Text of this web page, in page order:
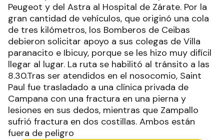
Peugeot y del Astra al Hospital de Zárate. Por la
gran cantidad de vehículos, que originó una cola
de tres kilómetros, los Bomberos de Ceibas
debieron solicitar apoyo a sus colegas de Villa
paranacito e Ibicuy, porque se les hizo muy difícil
llegar al lugar. La ruta se habilitó al tránsito a las
8.30.Tras ser atendidos en el nosocomio, Saint
Paul fue trasladado a una clínica privada de
Campana con una fractura en una pierna y
lesiones en sus dedos, mientras que Zampallo
sufrió fractura en dos costillas. Ambos están
fuera de peligro